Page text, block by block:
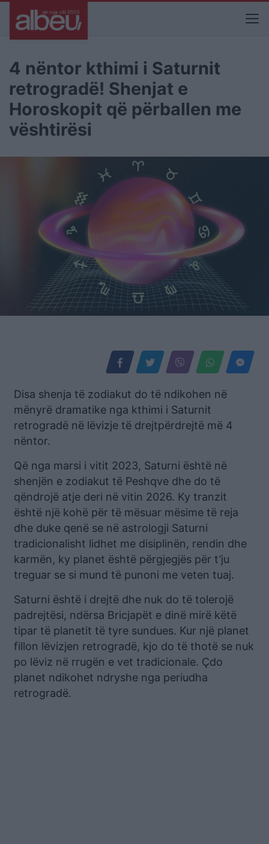
4 nëntor kthimi i Saturnit
retrogradë! Shenjat e
Horoskopit që përballen me
vështirësi
Disa shenja të zodiakut do të ndikohen në
mënyrë dramatike nga kthimi i Saturnit
retrogradë në lëvizje të drejtpërdrejtë më 4
nëntor.
Që nga marsi i vitit 2023, Saturni është në
shenjën e zodiakut të Peshqve dhe do të
qëndrojë atje deri në vitin 2026. Ky tranzit
është një kohë për të mësuar mësime të reja
dhe duke qenë se në astrologji Saturni
tradicionalisht lidhet me disiplinën, rendin dhe
karmën, ky planet është përgjegjës për t’ju
treguar se si mund të punoni me veten tuaj.
Saturni është i drejtë dhe nuk do të tolerojë
padrejtësi, ndërsa Bricjapët e dinë mirë këtë
tipar të planetit të tyre sundues. Kur një planet
fillon lëvizjen retrogradë, kjo do të thotë se nuk
po lëviz në rrugën e vet tradicionale. Çdo
planet ndikohet ndryshe nga periudha
retrogradë.